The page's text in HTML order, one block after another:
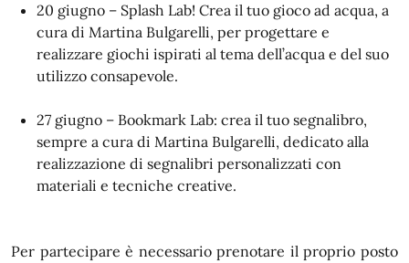
20 giugno – Splash Lab! Crea il tuo gioco ad acqua, a
cura di Martina Bulgarelli, per progettare e
realizzare giochi ispirati al tema dell’acqua e del suo
utilizzo consapevole.
27 giugno – Bookmark Lab: crea il tuo segnalibro,
sempre a cura di Martina Bulgarelli, dedicato alla
realizzazione di segnalibri personalizzati con
materiali e tecniche creative.
Per partecipare è necessario prenotare il proprio posto